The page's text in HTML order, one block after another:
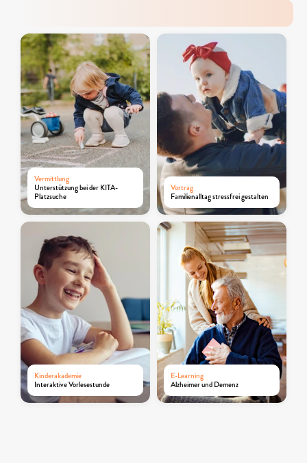
Vermittlung
Unterstützung bei der KITA-
Platzsuche
Vortrag
Familienalltag stressfrei gestalten
Kinderakademie
Interaktive Vorlesestunde
E-Learning
Alzheimer und Demenz